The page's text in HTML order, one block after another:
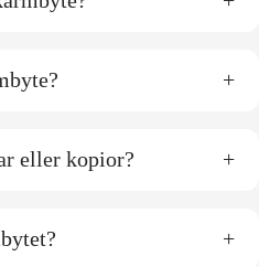
+
eller kopior? +
+